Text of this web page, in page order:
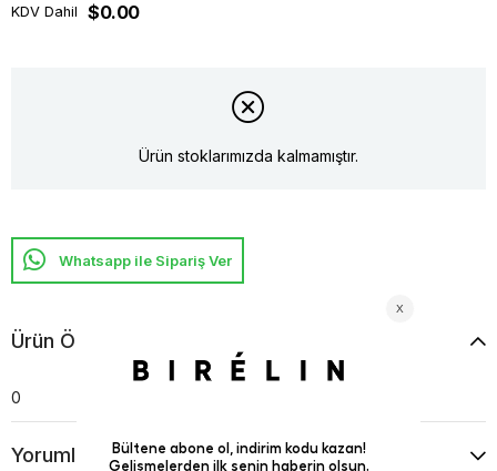
KDV Dahil $0.00
Ürün stoklarımızda kalmamıştır.
Whatsapp ile Sipariş Ver
Ürün Özellikleri
0
Yorumlar (0)